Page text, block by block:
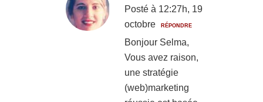
Posté à 12:27h, 19
octobre
RÉPONDRE
Bonjour Selma,
Vous avez raison,
une stratégie
(web)marketing